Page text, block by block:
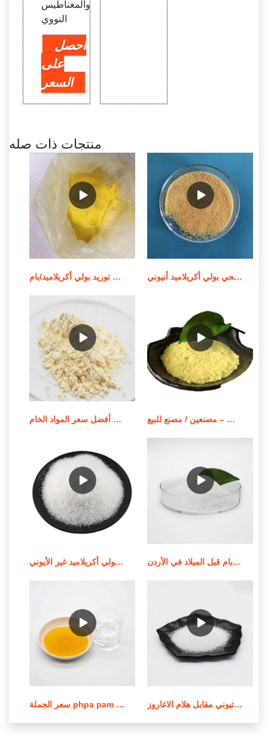
والمغناطيس
النووي
احصل
على
السعر
منتجات ذات صله
توريد بولي أكريلاميد/بام MSDS لمعالجة المياه في الصين الشركة المصنعة للمواد الكيميائية لمعالجة مياه الصرف الصحي بولي أكريلاميد أنيوني
أفضل سعر المواد الخام apam/مسحوق بولي أكريلاميد أنيوني بوليمر بولي أكريلاميد قابل للذوبان في الزيت – مصنعين / مصنع للبيع
استخدام وإشعار تطبيق بولي أكريلاميد غير الأيوني جودة عالية من الموردين الندف بام قبل الميلاد في الأردن
سعر الجملة phpa pam بولي أكريلاميد في لبنان عملية صنع بولي أكريلاميد الكاتيوني مقابل هلام الاغاروز